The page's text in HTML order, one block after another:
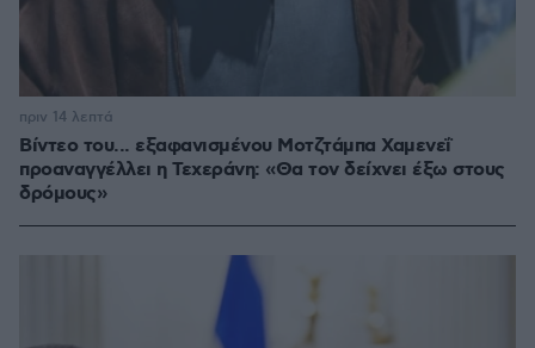
Βίντεο του... εξαφανισμένου Μοτζτάμπα Χαμενεΐ
προαναγγέλλει η Τεχεράνη: «Θα τον δείχνει έξω στους
δρόμους»
πριν 14 λεπτά